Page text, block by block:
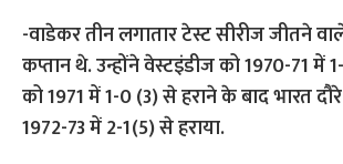
-वाडेकर तीन लगातार टेस्ट सीरीज जीतने
कप्तान थे. उन्होंने वेस्टइंडीज को 1970-71 में
को 1971 में 1-0 (3) से हराने के बाद भारत
1972-73 में 2-1(5) से हराया.